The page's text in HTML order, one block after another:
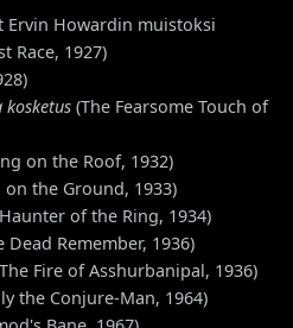
Ervin Howardin muistoksi
Race, 1927)
(The Fearsome Touch of
on the Roof, 1932)
on the Ground, 1933)
of the Ring, 1934)
Dead Remember, 1936)
Fire of Asshurbanipal, 1936)
the Conjure-Man, 1964)